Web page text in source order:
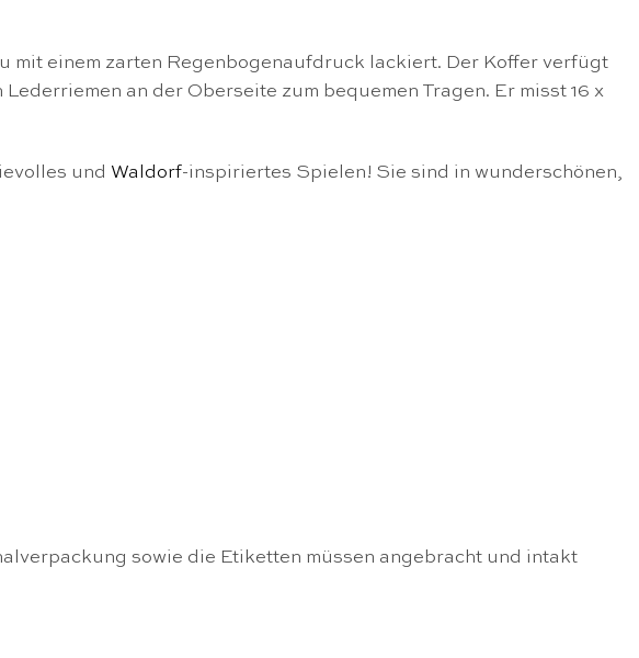
einem zarten Regenbogenaufdruck lackiert. Der Koffer verfügt
an der Oberseite zum bequemen Tragen. Er misst 16 x
und Waldorf-inspiriertes Spielen! Sie sind in wunderschönen,
sowie die Etiketten müssen angebracht und intakt